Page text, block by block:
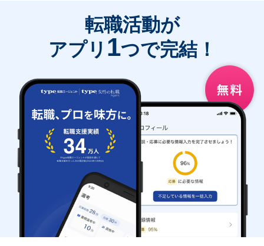
転職活動が
アプリ 1つで完結！